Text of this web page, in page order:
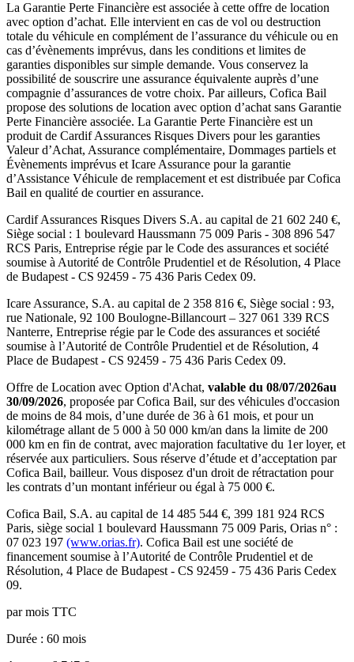
La Garantie Perte Financière est associée à cette offre de location
avec option d’achat. Elle intervient en cas de vol ou destruction
totale du véhicule en complément de l’assurance du véhicule ou en
cas d’évènements imprévus, dans les conditions et limites de
garanties disponibles sur simple demande. Vous conservez la
possibilité de souscrire une assurance équivalente auprès d’une
compagnie d’assurances de votre choix. Par ailleurs, Cofica Bail
propose des solutions de location avec option d’achat sans Garantie
Perte Financière associée. La Garantie Perte Financière est un
produit de Cardif Assurances Risques Divers pour les garanties
Valeur d’Achat, Assurance complémentaire, Dommages partiels et
Évènements imprévus et Icare Assurance pour la garantie
d’Assistance Véhicule de remplacement et est distribuée parCofica
Bail en qualité de courtier en assurance.
Cardif Assurances Risques Divers S.A. au capital de 21 602 240 €,
Siège social : 1 boulevard Haussmann 75 009 Paris - 308 896 547
RCS Paris, Entreprise régie par le Code des assurances et société
soumise à Autorité de Contrôle Prudentiel et de Résolution, 4 Place
de Budapest - CS 92459 - 75 436 Paris Cedex 09.
Icare Assurance, S.A. au capital de 2 358 816 €, Siège social : 93,
rue Nationale, 92 100 Boulogne-Billancourt – 327 061 339 RCS
Nanterre, Entreprise régie par le Code des assurances et société
soumise à l’Autorité de Contrôle Prudentiel et de Résolution, 4
Place de Budapest - CS 92459 - 75 436 Paris Cedex 09.
Offre de Location avec Option d'Achat, valable du 08/07/2026au
30/09/2026, proposée parCofica Bail, sur des véhicules d'occasion
de moins de 84 mois, d’une durée de 36 à 61 mois, et pour un
kilométrage allant de 5 000 à 50 000 km/an dans la limite de 200
000 km en fin de contrat, avec majoration facultative du 1er loyer, et
réservée aux particuliers. Sous réserve d’étude et d’acceptation par
Cofica Bail, bailleur. Vous disposez d'un droit de rétractation pour
les contrats d’un montant inférieur ou égal à 75 000 €.
Cofica Bail, S.A. au capital de 14 485 544 €, 399 181 924 RCS
Paris, siège social 1 boulevard Haussmann 75 009 Paris, Orias n° :
07 023 197 (www.orias.fr). Cofica Bail est une société de
financement soumise à l’Autorité de Contrôle Prudentiel et de
Résolution, 4 Place de Budapest - CS 92459 - 75 436 Paris Cedex
09.
par mois TTC
Durée : 60 mois